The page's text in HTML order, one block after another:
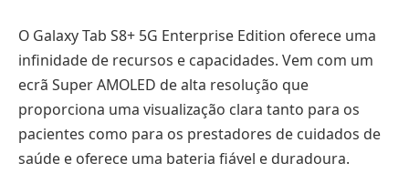
O Galaxy Tab S8+ 5G Enterprise Edition oferece uma
infinidade de recursos e capacidades. Vem com um
ecrã Super AMOLED de alta resolução que
proporciona uma visualização clara tanto para os
pacientes como para os prestadores de cuidados de
saúde e oferece uma bateria fiável e duradoura.